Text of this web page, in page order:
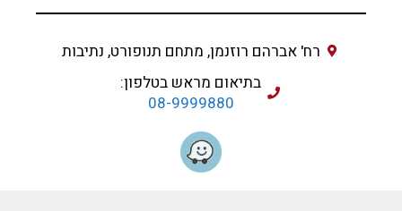
רח' אברהם רוזנמן, מתחם תנופורט, נתיבות
בתיאום מראש בטלפון:
08-9999880